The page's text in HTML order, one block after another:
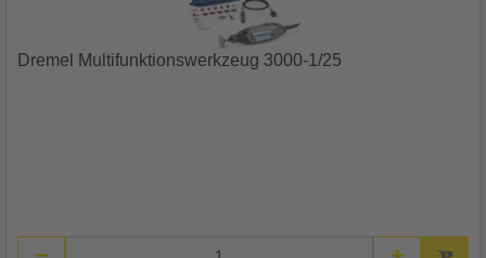
Dremel Multifunktionswerkzeug 3000-1/25